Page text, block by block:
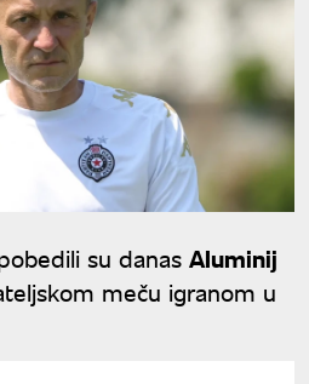
su danas Aluminij
meču igranom u